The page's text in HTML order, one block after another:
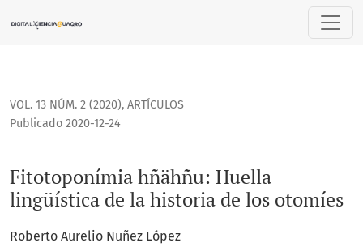
Fitotoponímia hñähñu: Huella lingüística de la historia de
VOL. 13 NÚM. 2 (2020), ARTÍCULOS
Fitotoponímia hñähñu: Huella
lingüística de la historia de los otomíes
Publicado 2020-12-24
Roberto Aurelio Nuñez López